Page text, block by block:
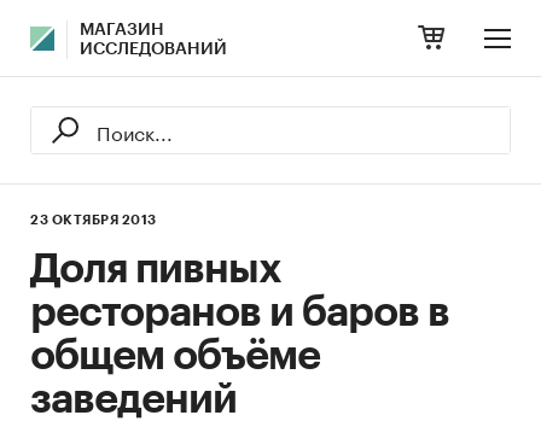
МАГАЗИН
ИССЛЕДОВАНИЙ
23 ОКТЯБРЯ 2013
Доля пивных
ресторанов и баров в
общем объёме
заведений